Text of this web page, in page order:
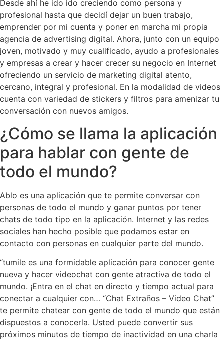
Desde ahí he ido ido creciendo como persona y
profesional hasta que decidí dejar un buen trabajo,
emprender por mi cuenta y poner en marcha mi propia
agencia de advertising digital. Ahora, junto con un equipo
joven, motivado y muy cualificado, ayudo a profesionales
y empresas a crear y hacer crecer su negocio en Internet
ofreciendo un servicio de marketing digital atento,
cercano, integral y profesional. En la modalidad de videos
cuenta con variedad de stickers y filtros para amenizar tu
conversación con nuevos amigos.
¿Cómo se llama la aplicación
para hablar con gente de
todo el mundo?
Ablo es una aplicación que te permite conversar con
personas de todo el mundo y ganar puntos por tener
chats de todo tipo en la aplicación. Internet y las redes
sociales han hecho posible que podamos estar en
contacto con personas en cualquier parte del mundo.
“tumile es una formidable aplicación para conocer gente
nueva y hacer videochat con gente atractiva de todo el
mundo. ¡Entra en el chat en directo y tiempo actual para
conectar a cualquier con… “Chat Extraños – Video Chat”
te permite chatear con gente de todo el mundo que están
dispuestos a conocerla. Usted puede convertir sus
próximos minutos de tiempo de inactividad en una charla